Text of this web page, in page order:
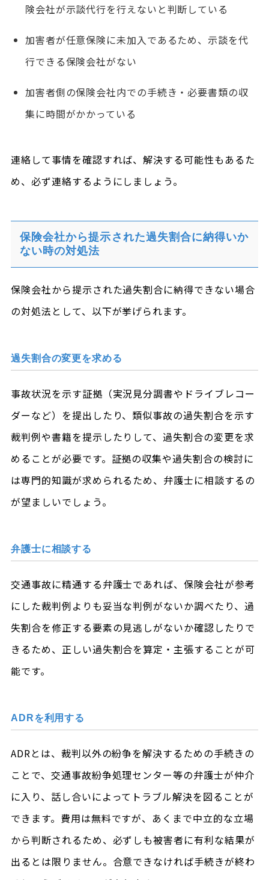
険会社が示談代行を行えないと判断している
加害者が任意保険に未加入であるため、示談を代
行できる保険会社がない
加害者側の保険会社内での手続き・必要書類の収
集に時間がかかっている
連絡して事情を確認すれば、解決する可能性もあるた
め、必ず連絡するようにしましょう。
保険会社から提示された過失割合に納得いか
ない時の対処法
保険会社から提示された過失割合に納得できない場合
の対処法として、以下が挙げられます。
過失割合の変更を求める
事故状況を示す証拠（実況見分調書やドライブレコー
ダーなど）を提出したり、類似事故の過失割合を示す
裁判例や書籍を提示したりして、過失割合の変更を求
めることが必要です。証拠の収集や過失割合の検討に
は専門的知識が求められるため、弁護士に相談するの
が望ましいでしょう。
弁護士に相談する
交通事故に精通する弁護士であれば、保険会社が参考
にした裁判例よりも妥当な判例がないか調べたり、過
失割合を修正する要素の見逃しがないか確認したりで
きるため、正しい過失割合を算定・主張することが可
能です。
ADRを利用する
ADRとは、裁判以外の紛争を解決するための手続きの
ことで、交通事故紛争処理センター等の弁護士が仲介
に入り、話し合いによってトラブル解決を図ることが
できます。費用は無料ですが、あくまで中立的な立場
から判断されるため、必ずしも被害者に有利な結果が
出るとは限りません。合意できなければ手続きが終わ